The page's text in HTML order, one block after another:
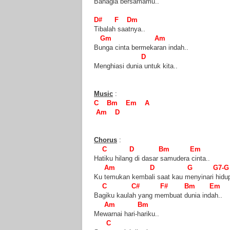
D# F Dm
Tibalah saatnya..
Gm Am
Bunga cinta bermekaran indah..
D
Menghiasi dunia untuk kita..
Music :
C Bm Em A
Am D
Chorus :
C D Bm Em
Hatiku hilang di dasar samudera cinta..
Am D G G7-G
Ku temukan kembali saat kau menyinari
C C# F# Bm Em
Bagiku kaulah yang membuat dunia indah..
Am Bm
Mewarnai hari-hariku..
C